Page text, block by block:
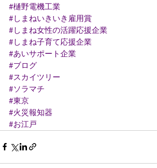
#樋野電機工業
#しまねいきいき雇用賞
#しまね女性の活躍応援企業
#しまね子育て応援企業
#あいサポート企業
#ブログ
#スカイツリー
#ソラマチ
#東京
#火災報知器
#お江戸